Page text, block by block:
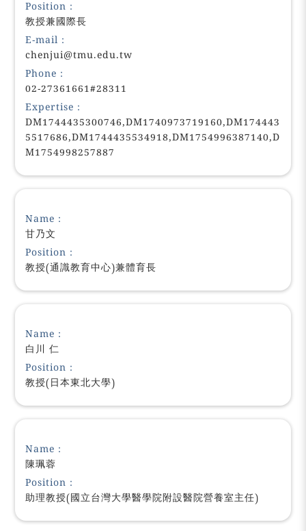
Position：
教授兼國際長
E-mail：
chenjui@tmu.edu.tw
Phone：
02-27361661#28311
Expertise：
DM1744435300746,DM1740973719160,DM174443
5517686,DM1744435534918,DM1754996387140,D
M1754998257887
Name：
甘乃文
Position：
教授(通識教育中心)兼體育長
Name：
白川 仁
Position：
教授(日本東北大學)
Name：
陳珮蓉
Position：
助理教授(國立台灣大學醫學院附設醫院營養室主任)